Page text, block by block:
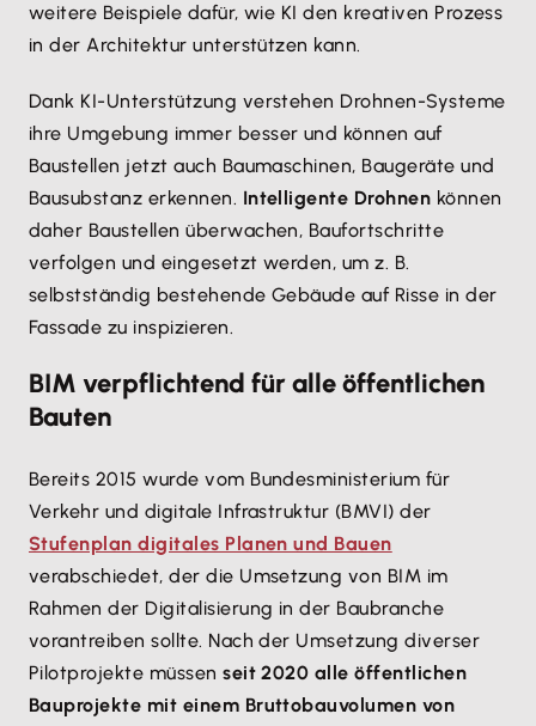
weitere Beispiele dafür, wie KI den kreativen Prozess
in der Architektur unterstützen kann.
Dank KI-Unterstützung verstehen Drohnen-Systeme
ihre Umgebung immer besser und können auf
Baustellen jetzt auch Baumaschinen, Baugeräte und
Bausubstanz erkennen. Intelligente Drohnen können
daher Baustellen überwachen, Baufortschritte
verfolgen und eingesetzt werden, um z. B.
selbstständig bestehende Gebäude auf Risse in der
Fassade zu inspizieren.
BIM verpflichtend für alle öffentlichen
Bauten
Bereits 2015 wurde vom Bundesministerium für
Verkehr und digitale Infrastruktur (BMVI) der
Stufenplan digitales Planen und Bauen
verabschiedet, der die Umsetzung von BIM im
Rahmen der Digitalisierung in der Baubranche
vorantreiben sollte. Nach der Umsetzung diverser
Pilotprojekte müssenseit 2020 alle öffentlichen
Bauprojekte mit einem Bruttobauvolumen von